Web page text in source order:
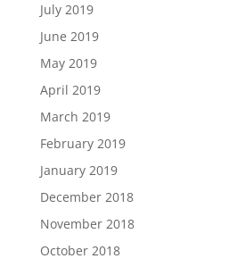
July 2019
June 2019
May 2019
April 2019
March 2019
February 2019
January 2019
December 2018
November 2018
October 2018